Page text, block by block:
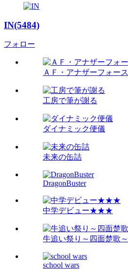
IN(5484)
フォロー
ＡＦ・アナザーフォース
工房で筆が謝る
ダイナミック便儀
未来の缶詰
DragonBuster
中学デビュー★★★
牛追い祭り～四面楚歌～
school wars